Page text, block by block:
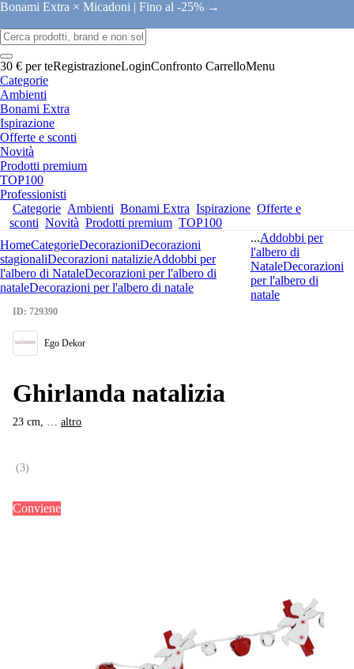
Bonami Extra × Micadoni | Fino al -25% →
30 € per teRegistrazioneLoginConfronto CarrelloMenu
Categorie
Ambienti
Bonami Extra
Ispirazione
Offerte e sconti
Novità
Prodotti premium
TOP100
Professionisti
Categorie Ambienti Bonami Extra Ispirazione Offerte e
sconti Novità Prodotti premium TOP100
HomeCategorieDecorazioniDecorazioni
stagionaliDecorazioni natalizieAddobbi per
l'albero di NataleDecorazioni per l'albero di
nataleDecorazioni per l'albero di natale
...Addobbi per
l'albero di
NataleDecorazioni
per l'albero di
natale
Conviene
ID: 729390
Ego Dekor
Ghirlanda natalizia
23 cm, … altro
(3)